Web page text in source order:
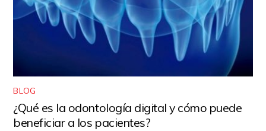
BLOG
¿Qué es la odontología digital y cómo puede
beneficiar a los pacientes?